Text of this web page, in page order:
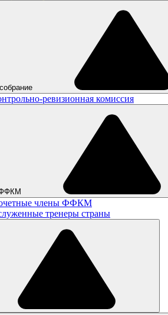
ревизионная комиссия
члены ФФКМ
тренеры страны